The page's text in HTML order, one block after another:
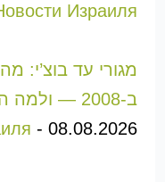
Израиля
מגורי עד בוצ’י:
ב-2008 — ולמה העולם לא ראה בכך אזהרה
08.08.2026
-